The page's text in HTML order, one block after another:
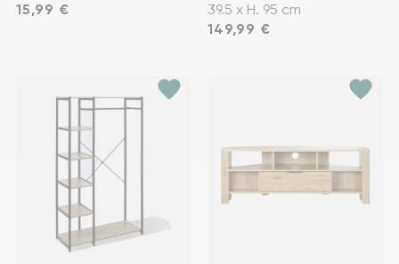
Prix
15,99 €
39.5 x H. 95 cm
Prix
149,99 €
favorite favorite